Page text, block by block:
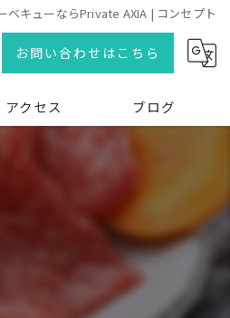
ベキューならPrivate AXIA | コンセプト
お問い合わせはこちら
アクセス ブログ